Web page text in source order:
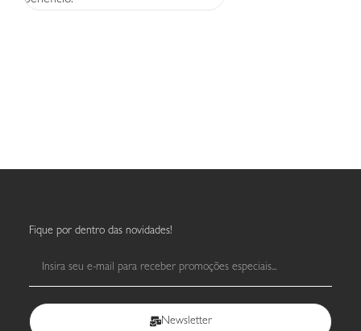
Fique por dentro das novidades!
Newsletter